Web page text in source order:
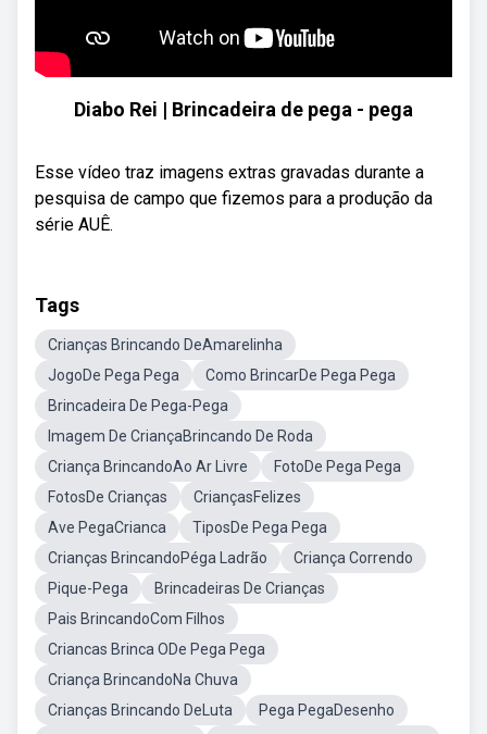
Diabo Rei | Brincadeira de pega - pega
Esse vídeo traz imagens extras gravadas durante a
pesquisa de campo que fizemos para a produção da
série AUÊ.
Tags
Crianças Brincando DeAmarelinha
JogoDe Pega Pega
Como BrincarDe Pega Pega
Brincadeira De Pega-Pega
Imagem De CriançaBrincando De Roda
Criança BrincandoAo Ar Livre
FotoDe Pega Pega
FotosDe Crianças
CriançasFelizes
Ave PegaCrianca
TiposDe Pega Pega
Crianças BrincandoPéga Ladrão
Criança Correndo
Pique-Pega
Brincadeiras De Crianças
Pais BrincandoCom Filhos
Criancas Brinca ODe Pega Pega
Criança BrincandoNa Chuva
Crianças Brincando DeLuta
Pega PegaDesenho